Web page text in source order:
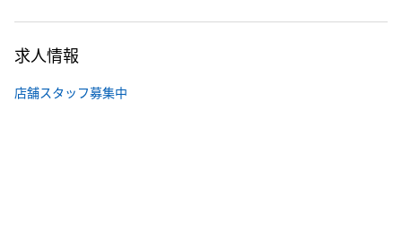
求人情報
店舗スタッフ募集中